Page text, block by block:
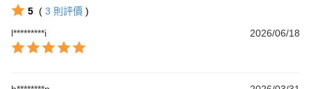
5 ( 3 則評價 )
l*********i
2026/06/18